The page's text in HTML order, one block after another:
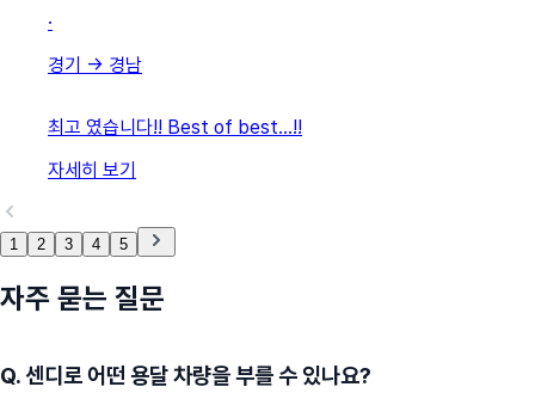
·
경기 → 경남
최고 였습니다!! Best of best…!!
자세히 보기
1 2 3 4 5
자주 묻는 질문
Q.센디로 어떤 용달 차량을 부를 수 있나요?